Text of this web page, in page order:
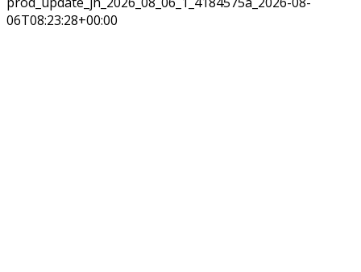
06T08:23:28+00:00